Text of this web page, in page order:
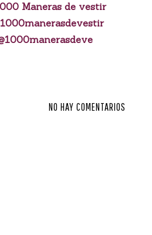
Maneras de vestir
1000manerasdevestir
NO HAY COMENTARIOS